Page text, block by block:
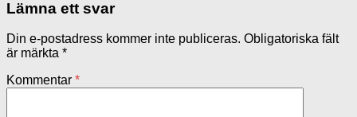
Lämna ett svar
Din e-postadress kommer inte publiceras. Obligatoriska fält
är märkta *
Kommentar *